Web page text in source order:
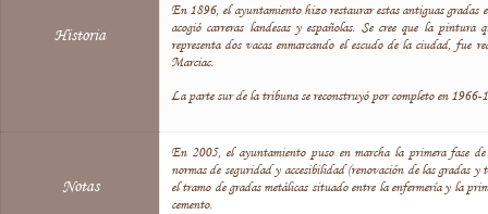
Historia
En 1896, el ayuntamiento hizo restaurar estas antiguas gradas
acogió carreras landesas y españolas. Se cree que la
representa dos vacas enmarcando el escudo de la ciudad, fue
Marciac.
La parte sur de la tribuna se reconstruyó por completo en
Notas
En 2005, el ayuntamiento puso en marcha la primera fase
normas de seguridad y accesibilidad (renovación de las gradas
el tramo de gradas metálicas situado entre la enfermería y la
cemento.